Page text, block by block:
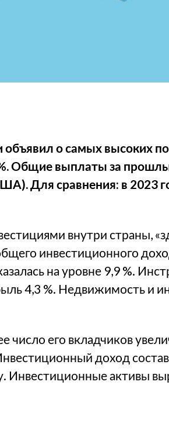
о самых высоких
Общие выплаты за
Для сравнения: в 2023
внутри страны,
инвестиционного
на уровне 9,9 %.
4,3 %. Недвижимость и
его вкладчиков
доход
Инвестиционные активы